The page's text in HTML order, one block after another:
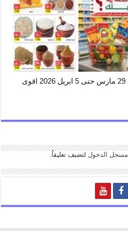
عروض المحلاوى ماركت من 29 مارس حتى 5 ابريل 2026 اقوى
مسجل الدخوللتضيف تعليقاً.